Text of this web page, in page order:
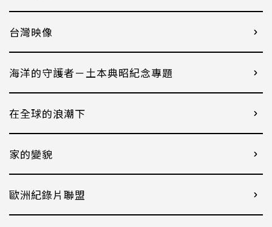
台灣映像
海洋的守護者－土本典昭紀念專題
在全球的浪潮下
家的變貌
歐洲紀錄片聯盟